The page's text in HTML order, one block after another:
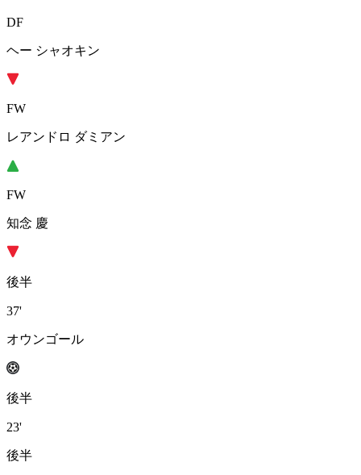
DF
ヘー シャオキン
FW
レアンドロ ダミアン
FW
知念 慶
後半
37'
オウンゴール
後半
23'
後半